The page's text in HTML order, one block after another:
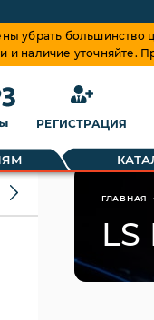
убрать большинство
и наличие
РЕГИСТРАЦИЯ
ГЛАВНАЯ